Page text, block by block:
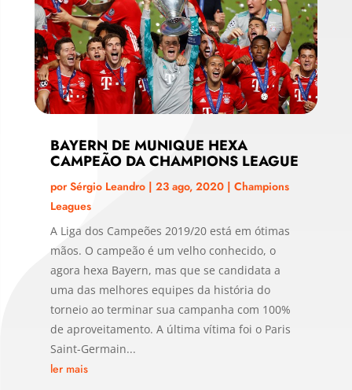
BAYERN DE MUNIQUE HEXA
CAMPEÃO DA CHAMPIONS LEAGUE
porSérgio Leandro| 23 ago, 2020| Champions
Leagues
A Liga dos Campeões 2019/20 está em ótimas
mãos. O campeão é um velho conhecido, o
agora hexa Bayern, mas que se candidata a
uma das melhores equipes da história do
torneio ao terminar sua campanha com 100%
de aproveitamento. A última vítima foi o Paris
Saint-Germain...
ler mais